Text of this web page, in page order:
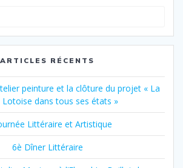
:
ARTICLES RÉCENTS
peinture et la clôture du projet « La
Lotoise dans tous ses états »
Littéraire et Artistique
6è Dîner Littéraire